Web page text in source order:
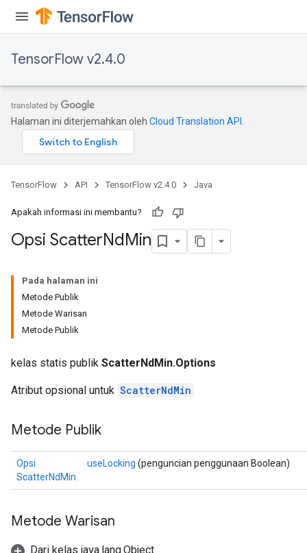
TensorFlow v2.4.0
Halaman ini diterjemahkan oleh Cloud Translation API
TensorFlow API TensorFlow v2.4.0 Java
Apakah informasi ini membantu?
Opsi ScatterNdMin
Pada halaman ini
Metode Publik
Metode Warisan
Metode Publik
kelas statis publik ScatterNdMin.Options
Atribut opsional untuk ScatterNdMin
Metode Publik
Opsi
ScatterNdMin
useLocking (penguncian penggunaan Boolean)
Metode Warisan
Dari kelas java.lang.Object